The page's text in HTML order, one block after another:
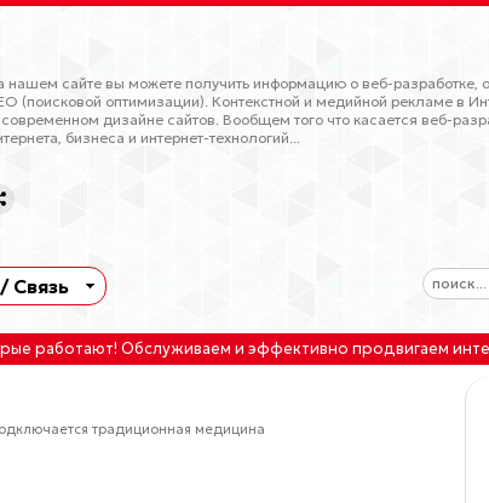
нашем сайте вы можете получить информацию о веб-разработке,
(поисковой оптимизации). Контекстной и медийной рекламе в
дизайне сайтов. Вообщем того что касается веб-
бизнеса и интернет-технологий...
Связь
работают! Обслуживаем и эффективно продвигаем
традиционная медицина